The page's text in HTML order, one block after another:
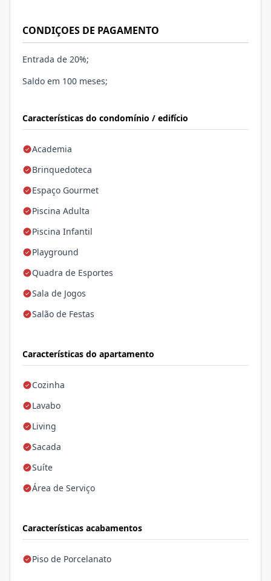
Características do condomínio / edifício
Academia
Brinquedoteca
Espaço Gourmet
Piscina Adulta
Piscina Infantil
Playground
Quadra de Esportes
Sala de Jogos
Salão de Festas
Características do apartamento
Cozinha
Lavabo
Living
Sacada
Suíte
Área de Serviço
Características acabamentos
Piso de Porcelanato
CONDIÇOES DE PAGAMENTO
Entrada de 20%;
Saldo em 100 meses;